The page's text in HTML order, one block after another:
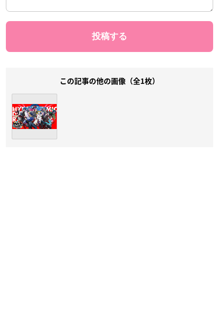
この記事の他の画像（全1枚）